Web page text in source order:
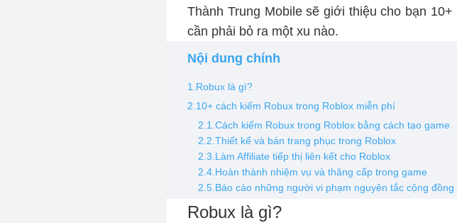
Thành Trung Mobile sẽ giới thiệu cho bạn
cần phải bỏ ra một xu nào.
Nội dung chính
1.Robux là gì?
2.10+ cách kiếm Robux trong Roblox miễn phí
2.1.Cách kiếm Robux trong Roblox bằng cách tạo game
2.2.Thiết kế và bán trang phục trong Roblox
2.3.Làm Affiliate tiếp thị liên kết cho Roblox
2.4.Hoàn thành nhiệm vụ và thăng cấp trong game
2.5.Báo cáo những người vi phạm nguyên tắc cộng đồng
Robux là gì?